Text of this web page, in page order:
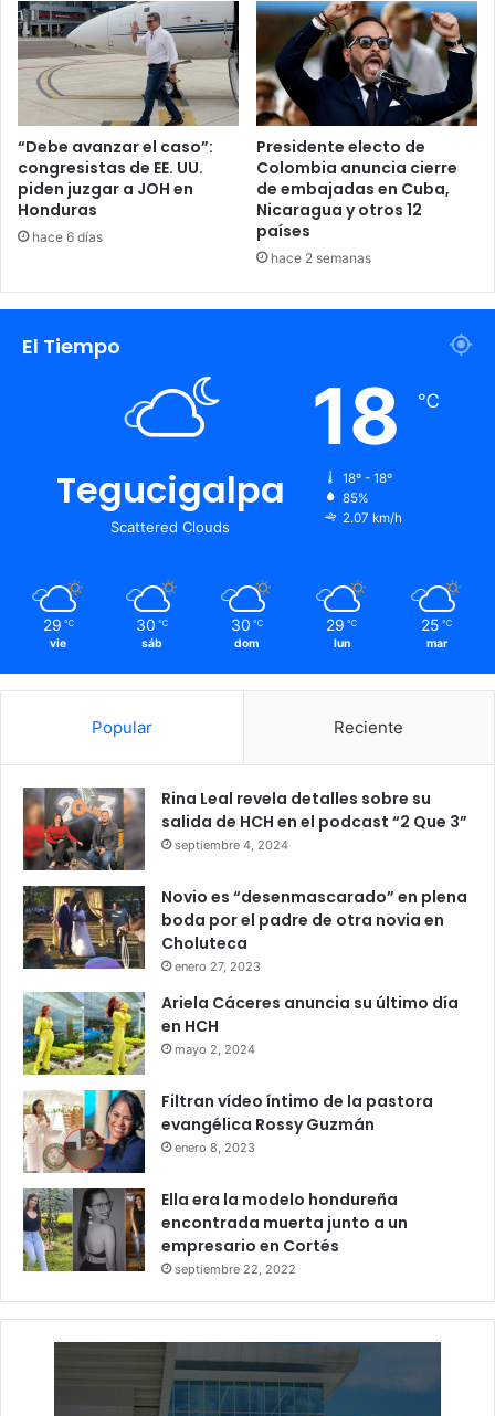
“Debe avanzar el caso”:
congresistas de EE. UU.
piden juzgar a JOH en
Honduras
hace 6 días
Presidente electo de
Colombia anuncia cierre
de embajadas en Cuba,
Nicaragua y otros 12
países
hace 2 semanas
El Tiempo
Tegucigalpa
Scattered Clouds
18 ℃
18º - 18º
85%
2.07 km/h
29 ℃
vie
30 ℃
sáb
30 ℃
dom
29 ℃
lun
25 ℃
mar
Popular Reciente
Rina Leal revela detalles sobre su
salida de HCH en el podcast “2 Que 3”
septiembre 4, 2024
Novio es “desenmascarado” en plena
boda por el padre de otra novia en
Choluteca
enero 27, 2023
Ariela Cáceres anuncia su último día
en HCH
mayo 2, 2024
Filtran vídeo íntimo de la pastora
evangélica Rossy Guzmán
enero 8, 2023
Ella era la modelo hondureña
encontrada muerta junto a un
empresario en Cortés
septiembre 22, 2022